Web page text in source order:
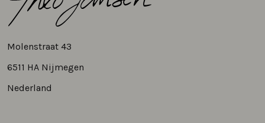
Molenstraat 43
6511 HA Nijmegen
Nederland